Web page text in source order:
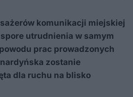
komunikacji miejskiej
utrudnienia w samym
prac prowadzonych
zostanie
dla ruchu na blisko